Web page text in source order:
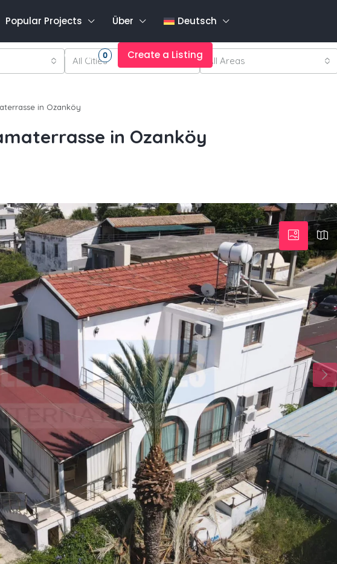
Popular Projects Über Deutsch
Favorites 0 Create a Listing
All Cities All Areas
in Ozanköy
in Ozanköy
Mo.
17
Di.
18
Mi.
19
Aug.